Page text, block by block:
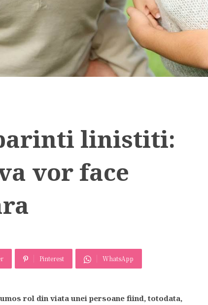
linistiti:
vor face
Pinterest WhatsApp
rol din viata unei persoane fiind, totodata,